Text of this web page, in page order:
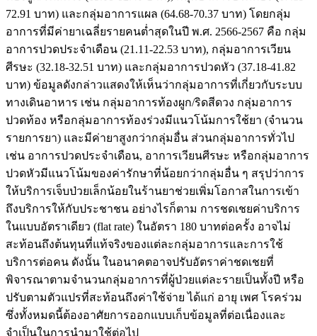
72.91 บาท) และกลุ่มอาการแผล (64.68-70.37 บาท) โดยกลุ่ม
อาการที่มีค่ายาเฉลี่ยรายคนต่ำสุดในปี พ.ศ. 2566-2567 คือ กลุ่ม
อาการปวดประจำเดือน (21.11-22.53 บาท), กลุ่มอาการเวียน
ศีรษะ (32.18-32.51 บาท) และกลุ่มอาการปวดหัว (37.18-41.82
บาท) ข้อมูลดังกล่าวแสดงให้เห็นว่ากลุ่มอาการที่เกี่ยวกับระบบ
ทางเดินอาหาร เช่น กลุ่มอาการท้องผูก/ริดสีดวง กลุ่มอาการ
ปวดท้อง หรือกลุ่มอาการท้องร่วงมีแนวโน้มการใช้ยา (จำนวน
รายการยา) และมีค่ายาสูงกว่ากลุ่มอื่น ส่วนกลุ่มอาการทั่วไป
เช่น อาการปวดประจำเดือน, อาการเวียนศีรษะ หรือกลุ่มอาการ
ปวดหัวมีแนวโน้มของค่ารักษาที่น้อยกว่ากลุ่มอื่น ๆ สรุปว่าการ
ให้บริการเจ็บป่วยเล็กน้อยในร้านยาช่วยเพิ่มโอกาสในการเข้า
ถึงบริการให้กับประชาชน อย่างไรก็ตาม การชดเชยค่าบริการ
ในแบบอัตราเดียว (flat rate) ในอัตรา 180 บาทต่อครั้ง อาจไม่
สะท้อนถึงต้นทุนที่แท้จริงของแต่ละกลุ่มอาการและการใช้
บริการต่อคน ดังนั้น ในอนาคตอาจปรับอัตราค่าชดเชยที่
พิจารณาตามจำนวนกลุ่มอาการที่ผู้ป่วยแต่ละรายเป็นทั้งปี หรือ
ปรับตามตัวแปรที่สะท้อนถึงค่าใช้จ่าย ได้แก่ อายุ เพศ โรคร่วม
ซึ่งทั้งหมดนี้ต้องอาศัยการออกแบบเก็บข้อมูลที่ต่อเนื่องและ
จำเป็นในการนำมาใช้ต่อไป